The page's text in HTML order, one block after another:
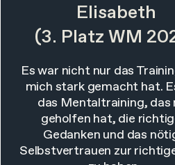
Elisabeth
(3. Platz WM
Es war nicht nur das
mich stark gemacht hat.
das Mentaltraining, das
geholfen hat, die
Gedanken und das
Selbstvertrauen zur